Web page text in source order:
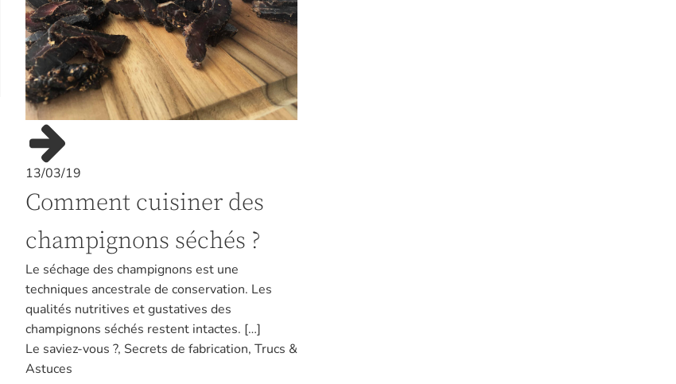
13/03/19
Comment cuisiner des
champignons séchés ?
Le séchage des champignons est une
techniques ancestrale de conservation. Les
qualités nutritives et gustatives des
champignons séchés restent intactes. […]
Le saviez-vous ?, Secrets de fabrication, Trucs &
Astuces